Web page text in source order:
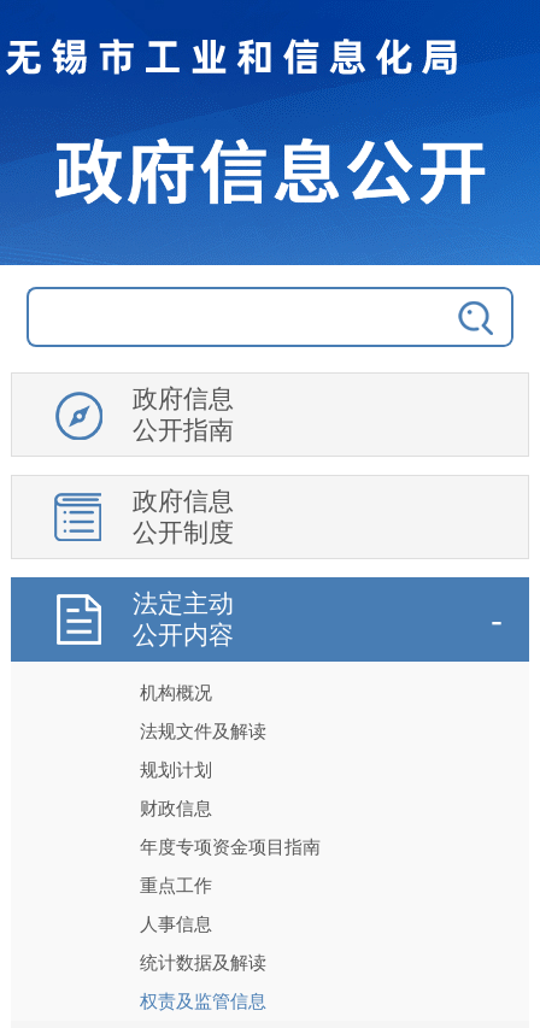
政府信息
公开指南
政府信息
公开制度
法定主动
公开内容
机构概况
法规文件及解读
规划计划
财政信息
年度专项资金项目指南
重点工作
人事信息
统计数据及解读
权责及监管信息